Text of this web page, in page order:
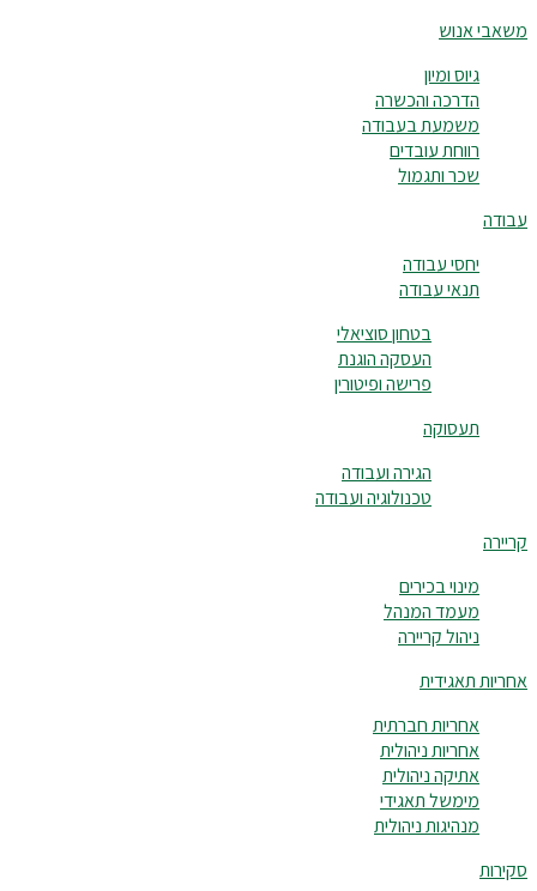
משאבי אנוש
גיוס ומיון
הדרכה והכשרה
משמעת בעבודה
רווחת עובדים
שכר ותגמול
עבודה
יחסי עבודה
תנאי עבודה
בטחון סוציאלי
העסקה הוגנת
פרישה ופיטורין
תעסוקה
הגירה ועבודה
טכנולוגיה ועבודה
קריירה
מינוי בכירים
מעמד המנהל
ניהול קריירה
אחריות תאגידית
אחריות חברתית
אחריות ניהולית
אתיקה ניהולית
מימשל תאגידי
מנהיגות ניהולית
סקירות